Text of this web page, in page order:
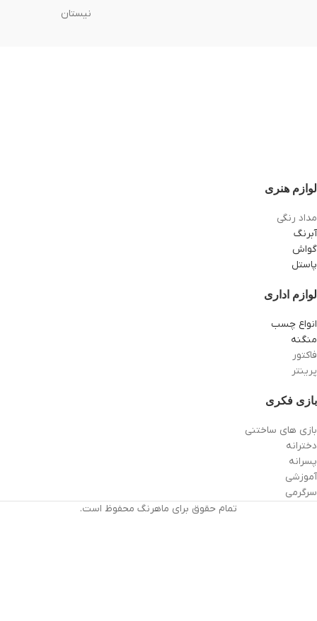
نیستان
لوازم هنری
مداد رنگی
آبرنگ
گواش
پاستل
لوازم اداری
انواع چسب
منگنه
فاکتور
پرینتر
بازی فکری
بازی های ساختنی
دخترانه
پسرانه
آموزشی
سرگرمی
تمام حقوق برای ماهرنگ محفوظ است.